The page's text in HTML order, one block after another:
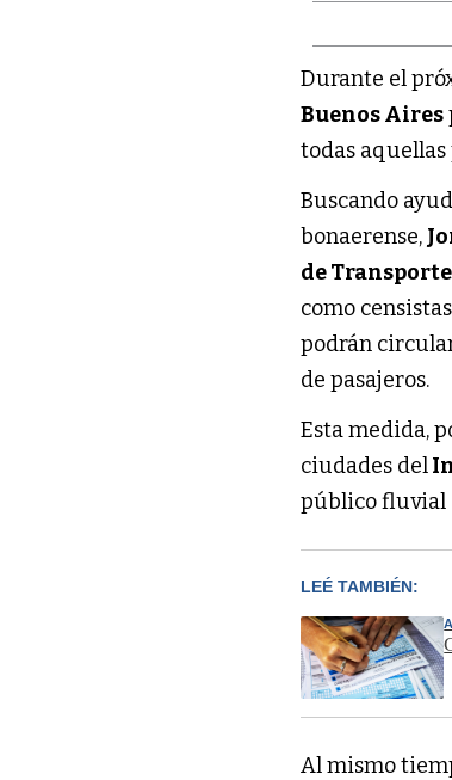
Durante el
Buenos Aires
todas
Buscando
bonaerense,
de
como
podrán
de pasajeros.
Esta medida,
ciudades del
público fluvial
LEÉ TAMBIÉN:
Al mismo